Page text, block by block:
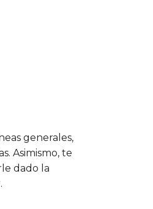
generales,
Asimismo, te
dado la